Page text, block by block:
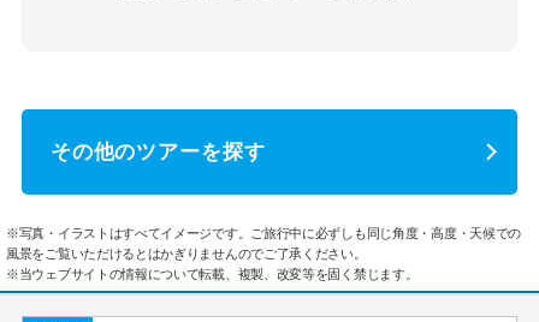
その他のツアーを探す
※写真・イラストはすべてイメージです。ご旅行中に必ずしも同じ角度・高度・天候での
風景をご覧いただけるとはかぎりませんのでご了承ください。
※当ウェブサイトの情報について転載、複製、改変等を固く禁じます。